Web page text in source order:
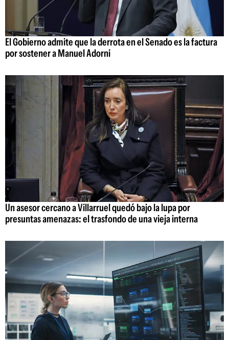
El Gobierno admite que la derrota en el Senado es la factura
por sostener a Manuel Adorni
Un asesor cercano a Villarruel quedó bajo la lupa por
presuntas amenazas: el trasfondo de una vieja interna